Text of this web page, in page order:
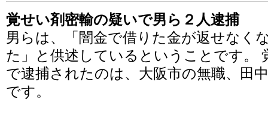
覚せい剤密輸の疑いで男ら２人逮捕
男らは、「闇金で借りた金が返せなく
た」と供述しているということです。
で逮捕されたのは、大阪市の無職、田
です。